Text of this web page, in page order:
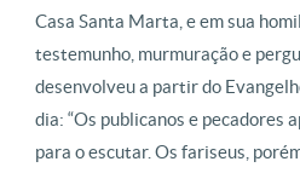
Casa Santa Marta, e em sua
testemunho, murmuração e
desenvolveu a partir do
dia: “Os publicanos e pecadores
para o escutar. Os fariseus,